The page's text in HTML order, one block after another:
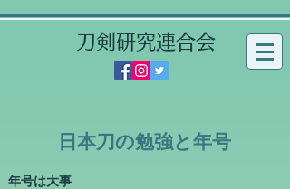
刀剣研究連合会
日本刀の勉強と年号
​年号は大事